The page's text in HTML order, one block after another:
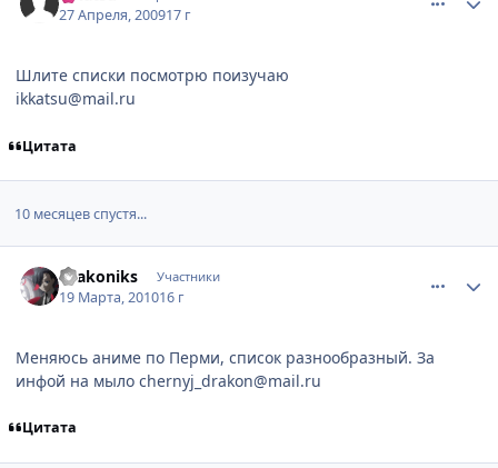
27 Апреля, 200917 г
Шлите списки посмотрю поизучаю
ikkatsu@mail.ru
Цитата
10 месяцев спустя...
Drakoniks Участники
19 Марта, 201016 г
Меняюсь аниме по Перми, список разнообразный. За
инфой на мыло chernyj_drakon@mail.ru
Цитата